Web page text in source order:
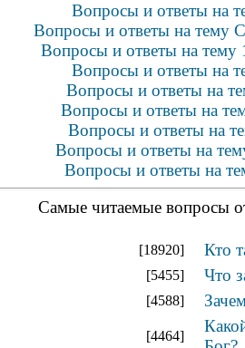
Вопросы и ответы на
Вопросы и ответы на тему
Вопросы и ответы на тему
Вопросы и ответы на
Вопросы и ответы на
Вопросы и ответы на
Вопросы и ответы на
Вопросы и ответы на
Вопросы и ответы на
Самые читаемые вопросы
[18920] Кто
[5455] Что
[4588]
[4464]